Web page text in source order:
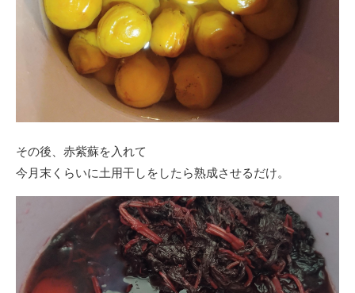
その後、赤紫蘇を入れて
今月末くらいに土用干しをしたら熟成させるだけ。